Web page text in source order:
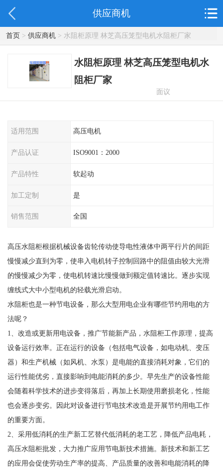
供应商机
首页> 供应商机> 水阻柜原理 林芝高压笼型电机水阻柜厂家
水阻柜原理 林芝高压笼型电机水
阻柜厂家
面议
适用范围 高压电机
产品认证 ISO9001：2000
产品特性 软起动
加工定制 是
销售范围 全国
高压水阻柜根据机械设备齿轮传动使导电性液体中两平行片的间距
慢慢减少直到为零，使串入电机转子控制回路中的阻值由较大光滑
的慢慢减少为零，使电机转速比慢慢做到额定值转速比。逐步实现
缠线式大中小型电机的轻载光滑启动。
水阻柜也是一种节电设备，那么大型用电企业有哪些节约用电的方
法呢？
1、改造或更新用电设备，推广节能新产品，水阻柜工作原理，提高
设备运行效率。正在运行的设备（包括电气设备，如电动机、变压
器）和生产机械（如风机、水泵）是电能的直接消耗对象，它们的
运行性能优劣，直接影响到电能消耗的多少。早先生产的设备性能
会随着科学技术的进步变得落后，再加上长期使用磨损老化，性能
也会逐步变劣。因此对设备进行节电技术改造是开展节约用电工作
的重要方面。
2、采用低消耗的生产新工艺替代低消耗的老工艺，降低产品电耗，
高压水阻柜批发，大力推广应用节电新技术措施。新技术和新工艺
的应用会促使劳动生产率的提高、产品质量的改善和电能消耗的降